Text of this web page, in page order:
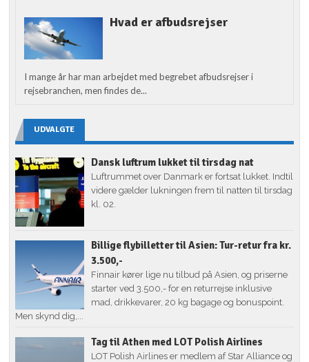
Hvad er afbudsrejser
I mange år har man arbejdet med begrebet afbudsrejser i
rejsebranchen, men findes de...
UDVALGTE
Dansk luftrum lukket til tirsdag nat
Luftrummet over Danmark er fortsat lukket. Indtil
videre gælder lukningen frem til natten til tirsdag
kl. 02.
Billige flybilletter til Asien: Tur-retur fra kr.
3.500,-
Finnair kører lige nu tilbud på Asien, og priserne
starter ved 3.500,- for en returrejse inklusive
mad, drikkevarer, 20 kg bagage og bonuspoint.
Men skynd dig,...
Tag til Athen med LOT Polish Airlines
LOT Polish Airlines er medlem af Star Alliance og